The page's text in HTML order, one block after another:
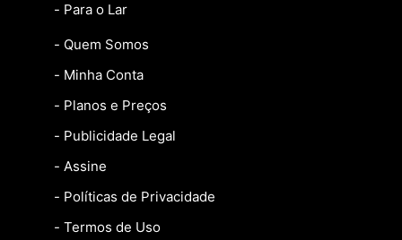
- Para o Lar
- Quem Somos
- Minha Conta
- Planos e Preços
- Publicidade Legal
- Assine
- Políticas de Privacidade
- Termos de Uso